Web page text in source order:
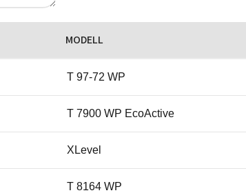
MODELL
T 97-72 WP
T 7900 WP EcoActive
XLevel
T 8164 WP